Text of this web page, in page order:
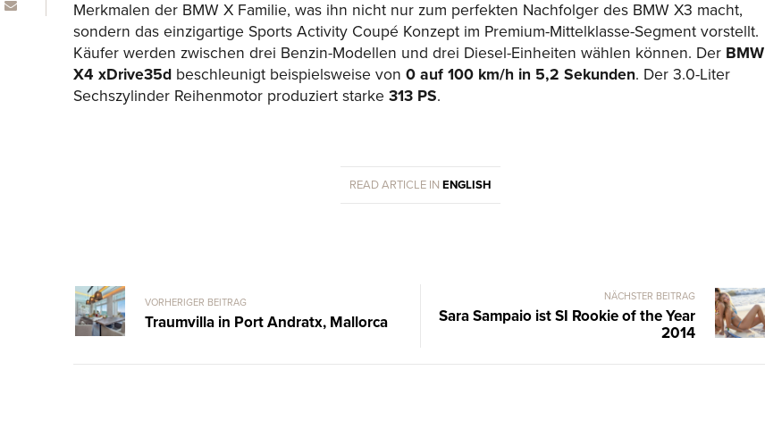
Merkmalen der BMW X Familie, was ihn nicht nur zum perfekten Nachfolger des BMW X3 macht,
sondern das einzigartige Sports Activity Coupé Konzept im Premium-Mittelklasse-Segment vorstellt.
Käufer werden zwischen drei Benzin-Modellen und drei Diesel-Einheiten wählen können. Der BMW
X4 xDrive35d beschleunigt beispielsweise von 0 auf 100 km/h in 5,2 Sekunden. Der 3.0-Liter
Sechszylinder Reihenmotor produziert starke 313 PS.
READ ARTICLE IN ENGLISH
VORHERIGER BEITRAG
Traumvilla in Port Andratx, Mallorca
NÄCHSTER BEITRAG
Sara Sampaio ist SI Rookie of the Year
2014